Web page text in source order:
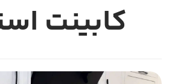
کابینت